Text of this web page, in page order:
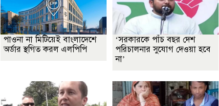
পাওনা না মিটিয়েই বাংলাদেশে
অর্ডার স্থগিত করল এলপিপি
‘সরকারকে পাঁচ বছর দেশ
পরিচালনার সুযোগ দেওয়া হবে
না’